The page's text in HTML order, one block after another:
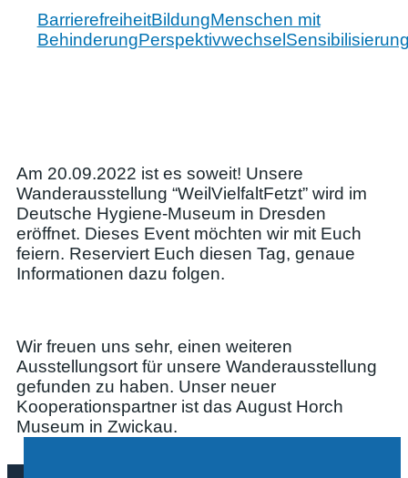
BarrierefreiheitBildungMenschen mit
BehinderungPerspektivwechsel
Am 20.09.2022 ist es soweit! Unsere
Wanderausstellung “WeilVielfaltFetzt” wird im
Deutsche Hygiene-Museum in Dresden
eröffnet. Dieses Event möchten wir mit Euch
feiern. Reserviert Euch diesen Tag, genaue
Informationen dazu folgen.
Wir freuen uns sehr, einen weiteren
Ausstellungsort für unsere Wanderausstellung
gefunden zu haben. Unser neuer
Kooperationspartner ist das August Horch
Museum in Zwickau.